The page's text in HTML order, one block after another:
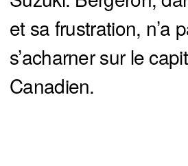
et sa frustration, n’a
s’acharner sur le
Canadien.